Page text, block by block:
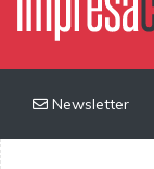
Newsletter